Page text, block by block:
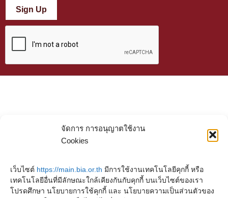
จัดการ การอนุญาตใช้งาน
Cookies
เว็บไซต์ https://main.bia.or.th มีการใช้งานเทคโนโลยีคุกกี้ หรือ
เทคโนโลยีอื่นที่มีลักษณะใกล้เคียงกันกับคุกกี้ บนเว็บไซต์ของเรา
โปรดศึกษา นโยบายการใช้คุกกี้ และ นโยบายความเป็นส่วนตัวของ
Sign Up